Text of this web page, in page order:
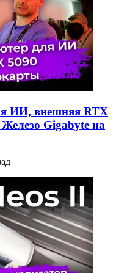
ИИ, внешняя RTX
Gigabyte на